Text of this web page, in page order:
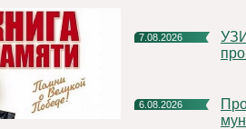
7.08.2026
УЗИ, кардиочек-ап и флюорограф: что можно успеть
6.08.2026
Профессиональное развитие в цифровом университете